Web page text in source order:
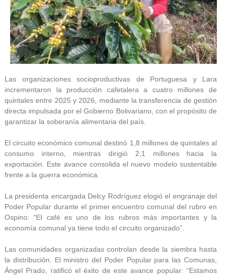
Las organizaciones socioproductivas de Portuguesa y Lara
incrementaron la producción cafetalera a cuatro millones de
quintales entre 2025 y 2026, mediante la transferencia de gestión
directa impulsada por el Gobierno Bolivariano, con el propósito de
garantizar la soberanía alimentaria del país.
El circuito económico comunal destinó 1,8 millones de quintales al
consumo interno, mientras dirigió 2,1 millones hacia la
exportación. Este avance consolida el nuevo modelo sustentable
frente a la guerra económica.
La presidenta encargada Delcy Rodríguez elogió el engranaje del
Poder Popular durante el primer encuentro comunal del rubro en
Ospino: “El café es uno de los rubros más importantes y la
economía comunal ya tiene todo el circuito organizado”.
Las comunidades organizadas controlan desde la siembra hasta
la distribución. El ministro del Poder Popular para las Comunas,
Ángel Prado, ratificó el éxito de este avance popular: “Estamos